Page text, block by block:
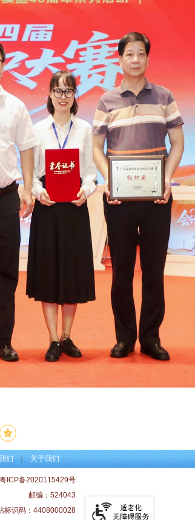
们 ｜ 关于我们
粤ICP备2020115429号
邮编：524043
标识码：4408000028